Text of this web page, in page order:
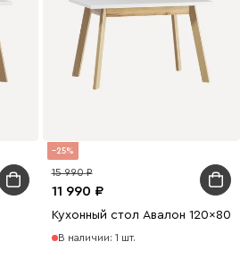
25
11 990
15 990
Кухонный стол Авалон
В наличии: 1 шт.